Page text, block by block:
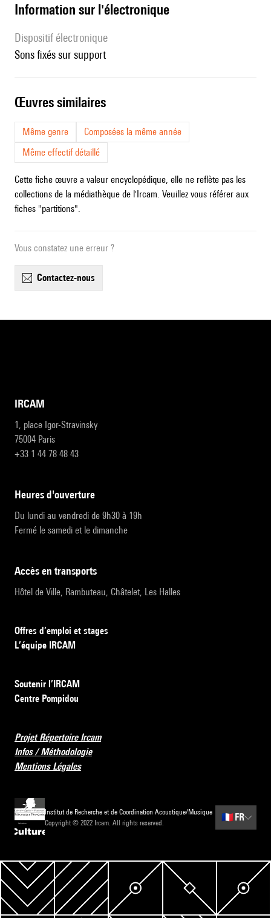
Information sur l'électronique
Dispositif électronique
sons fixés sur support
œuvres similaires
Même genre
Composées la même année
Même effectif détaillé
Cette fiche œuvre a valeur encyclopédique, elle ne reflète pas les
collections de la médiathèque de l'Ircam. Veuillez vous référer aux
fiches "partitions".
Vous constatez une erreur ?
contactez-nous
IRCAM
1, place Igor-Stravinsky
75004 Paris
+33 1 44 78 48 43
heures d'ouverture
Du lundi au vendredi de 9h30 à 19h
Fermé le samedi et le dimanche
accès en transports
Hôtel de Ville, Rambuteau, Châtelet, Les Halles
Offres d’emploi et stages
L’équipe IRCAM
Soutenir l’IRCAM
Centre Pompidou
Projet Répertoire Ircam
Infos / Méthodologie
Mentions Légales
Institut de Recherche et de Coordination Acoustique/Musique
Copyright © 2022 Ircam. All rights reserved.
🇫🇷 FR